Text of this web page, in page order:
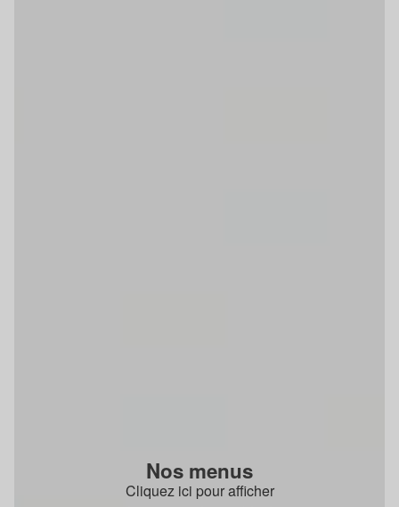
Nos menus
Cliquez ici pour afficher